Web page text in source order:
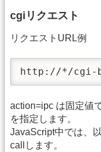
cgiリクエスト
リクエストURL例
http://*/cgi-
action=ipc は固定値
を指定します。
JavaScript中では、
callします。